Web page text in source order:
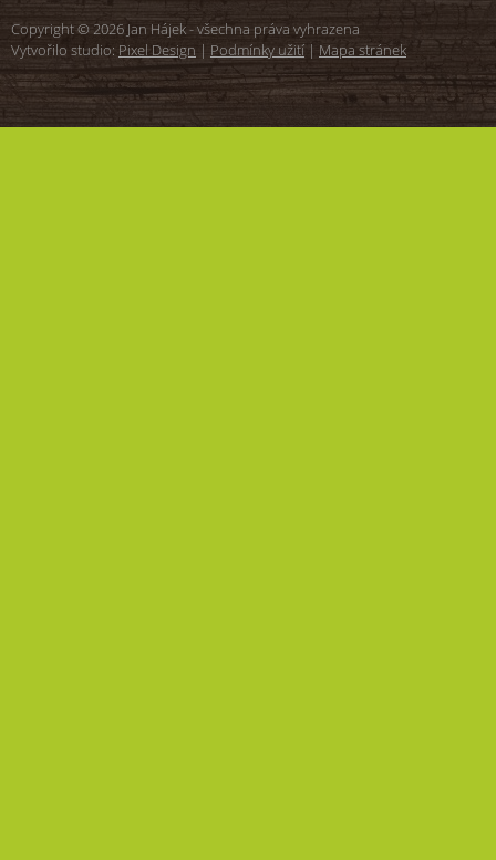
Copyright © 2026 Jan Hájek - všechna práva vyhrazena
Vytvořilo studio: Pixel Design | Podmínky užití | Mapa stránek